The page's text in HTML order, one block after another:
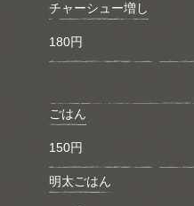
チャーシュー増し
180円
ごはん
150円
明太ごはん